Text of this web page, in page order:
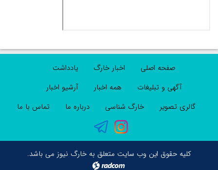
صفحه اصلی اخبار خارگ
یادداشت
آگهی و تبلیغات
همه اخبار
آرشیو اخبار
گالری تصویر
خارگ شناسی درباره ما تماس با ما
کلیه حقوق این وب سایت متعلق به خارگ نیوز می باشد.
radcom